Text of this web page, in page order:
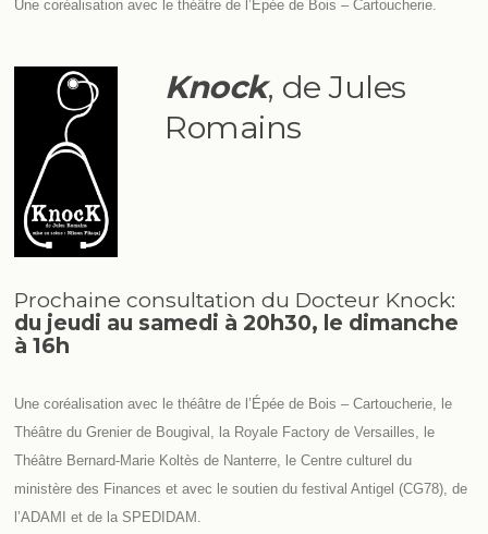
Une coréalisation avec le théâtre de l’Épée de Bois – Cartoucherie.
Knock, de Jules
Romains
Prochaine consultation du Docteur Knock:
du jeudi au samedi à 20h30, le dimanche
à 16h
Une coréalisation avec le théâtre de l’Épée de Bois – Cartoucherie, le
Théâtre du Grenier de Bougival, la Royale Factory de Versailles, le
Théâtre Bernard-Marie Koltès de Nanterre, le Centre culturel du
ministère des Finances et avec le soutien du festival Antigel (CG78), de
l’ADAMI et de la SPEDIDAM.